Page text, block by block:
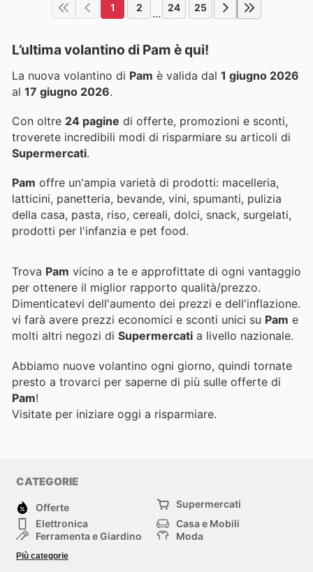
1 2 ... 24 25
L’ultima volantino di Pam è qui!
La nuova volantino di Pam è valida dal 1 giugno 2026
al 17 giugno 2026.
Con oltre 24 pagine di offerte, promozioni e sconti,
troverete incredibili modi di risparmiare su articoli di
Supermercati.
Pam offre un'ampia varietà di prodotti: macelleria,
latticini, panetteria, bevande, vini, spumanti, pulizia
della casa, pasta, riso, cereali, dolci, snack, surgelati,
prodotti per l'infanzia e pet food.
Trova Pam vicino a te e approfittate di ogni vantaggio
per ottenere il miglior rapporto qualità/prezzo.
Dimenticatevi dell'aumento dei prezzi e dell'inflazione.
vi farà avere prezzi economici e sconti unici su Pam e
molti altri negozi di Supermercati a livello nazionale.
Abbiamo nuove volantino ogni giorno, quindi tornate
presto a trovarci per saperne di più sulle offerte di
Pam!
Visitate per iniziare oggi a risparmiare.
CATEGORIE
Offerte
Supermercati
Elettronica
Casa e Mobili
Ferramenta e Giardino
Moda
Bambini e Neonati
Più categorie